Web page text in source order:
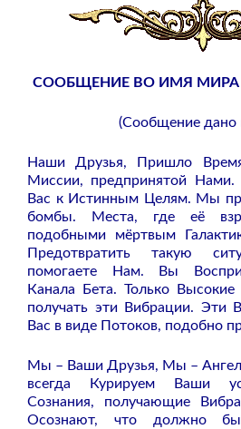
СООБЩЕНИЕ ВО ИМЯ
(Сообщение дано
Наши Друзья, Пришло
Миссии, предпринятой
Вас к Истинным Целям. Мы
бомбы. Места, где её
подобными мёртвым
Предотвратить такую
помогаете Нам. Вы
Канала Бета. Только
получать эти Вибрации. Эти
Вас в виде Потоков, подобно
Мы – Ваши Друзья, Мы –
всегда Курируем Ваши
Сознания, получающие
Осознают, что должно